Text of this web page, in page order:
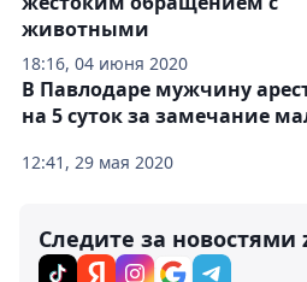
18:16, 04 июня 2020
животными
12:41, 29 мая 2020
В Павлодаре мужчину
на 5 суток за замечание
Следите за новостями